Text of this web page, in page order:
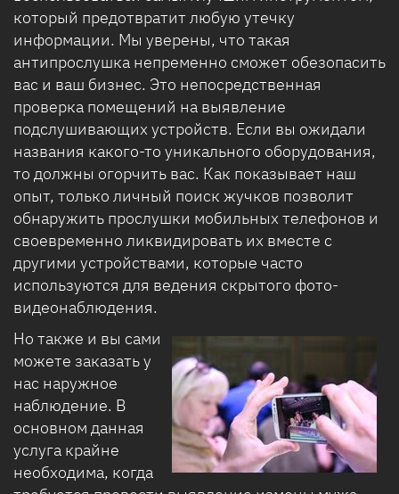
который предотвратит любую утечку
информации. Мы уверены, что такая
антипрослушка непременно сможет обезопасить
вас и ваш бизнес. Это непосредственная
проверка помещений на выявление
подслушивающих устройств. Если вы ожидали
названия какого-то уникального оборудования,
то должны огорчить вас. Как показывает наш
опыт, только личный поиск жучков позволит
обнаружить прослушки мобильных телефонов и
своевременно ликвидировать их вместе с
другими устройствами, которые часто
используются для ведения скрытого фото-
видеонаблюдения.
Но также и вы сами
можете заказать у
нас наружное
наблюдение. В
основном данная
услуга крайне
необходима, когда